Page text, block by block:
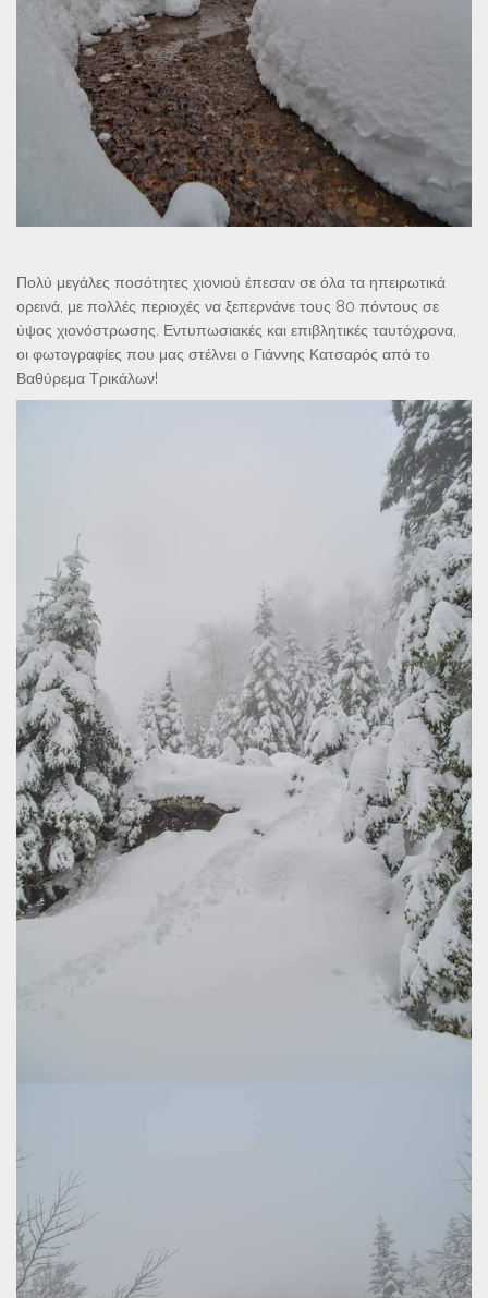
Πολύ μεγάλες ποσότητες χιονιού έπεσαν σε όλα τα ηπειρωτικά
ορεινά, με πολλές περιοχές να ξεπερνάνε τους 80 πόντους σε
ύψος χιονόστρωσης. Εντυπωσιακές και επιβλητικές ταυτόχρονα,
οι φωτογραφίες που μας στέλνει ο Γιάννης Κατσαρός από το
Βαθύρεμα Τρικάλων!